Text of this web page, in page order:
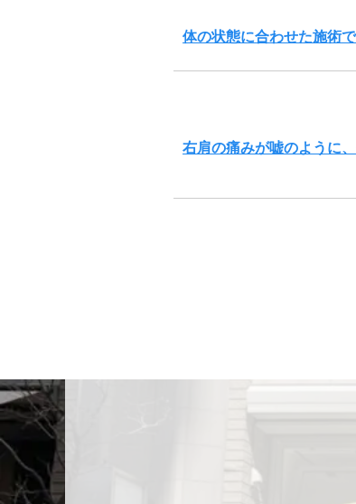
体の状態に合わせた施術
右肩の痛みが嘘のように